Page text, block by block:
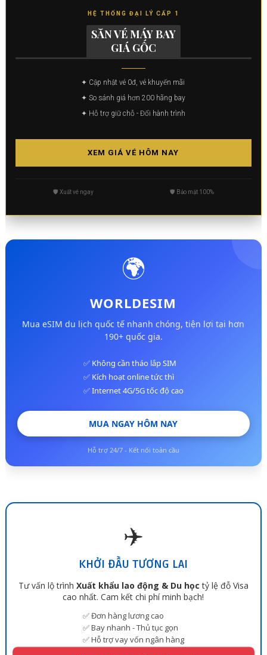
HỆ THỐNG ĐẠI LÝ CẤP 1
SĂN VÉ MÁY BAY
GIÁ GỐC
✦ Cập nhật vé 0đ, vé khuyến mãi
✦ So sánh giá hơn 200 hãng bay
✦ Hỗ trợ giữ chỗ - Đổi hành trình
XEM GIÁ VÉ HÔM NAY
🛡️ Xuất vé ngay 🛡️ Bảo mật 100%
🌍
WORLDESIM
Mua eSIM du lịch quốc tế nhanh chóng, tiện lợi tại hơn
190+ quốc gia.
✅ Không cần tháo lắp SIM
✅ Kích hoạt online tức thì
✅ Internet 4G/5G tốc độ cao
MUA NGAY HÔM NAY
Hỗ trợ 24/7 - Kết nối toàn cầu
✈️
KHỞI ĐẦU TƯƠNG LAI
Tư vấn lộ trình Xuất khẩu lao động & Du học tỷ lệ đỗ Visa
cao nhất. Cam kết chi phí minh bạch!
✅ Đơn hàng lương cao
✅ Bay nhanh - Thủ tục gọn
✅ Hỗ trợ vay vốn ngân hàng